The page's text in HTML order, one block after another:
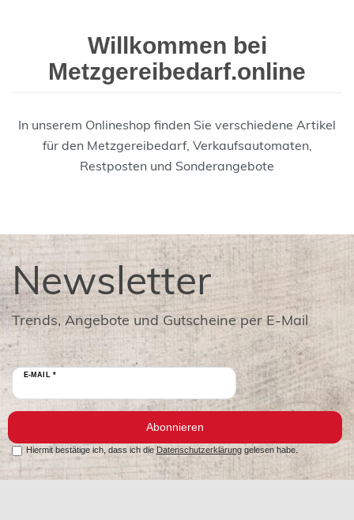
Willkommen bei
Metzgereibedarf.online
In unserem Onlineshop finden Sie verschiedene Artikel
für den Metzgereibedarf, Verkaufsautomaten,
Restposten und Sonderangebote
Newsletter
Trends, Angebote und Gutscheine per E-Mail
E-MAIL *
Abonnieren
Hiermit bestätige ich, dass ich dieDatenschutzerklärunggelesen habe.